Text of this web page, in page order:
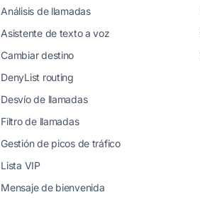
Análisis de llamadas
Asistente de texto a voz
Cambiar destino
DenyList routing
Desvío de llamadas
Filtro de llamadas
Gestión de picos de tráfico
Lista VIP
Mensaje de bienvenida